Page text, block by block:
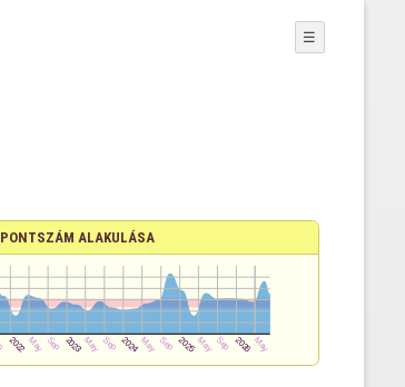
☰
PONTSZÁM ALAKULÁSA